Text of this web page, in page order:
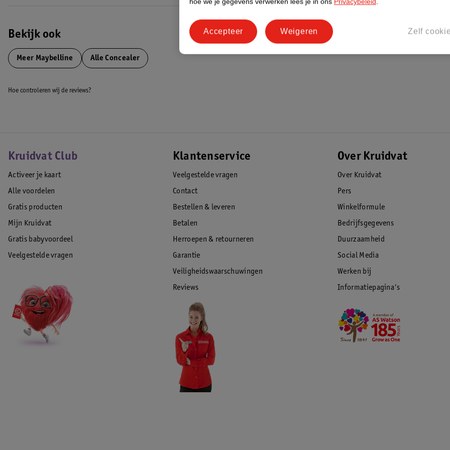
Met de concealer camoufleer je gemakkelijk oneffenheden en imperfecties zoals rode vlekken of wallen.
EAN code:0000030171558
Bekijk ook
Meer Maybelline Alle Concealer
Hoe controleren wij de reviews?
Kruidvat Club
Activeer je kaart
Alle voordelen
Gratis producten
Mijn Kruidvat
Gratis babyvoordeel
Veelgestelde vragen
Klantenservice
Veelgestelde vragen
Contact
Bestellen & leveren
Betalen
Herroepen & retourneren
Garantie
Veiligheidswaarschuwingen
Reviews
Over Kruidvat
Over Kruidvat
Pers
Winkelformule
Bedrijfsgegevens
Duurzaamheid
Social Media
Werken bij
Informatiepagina's
Zelf
Weigeren
Accepteer